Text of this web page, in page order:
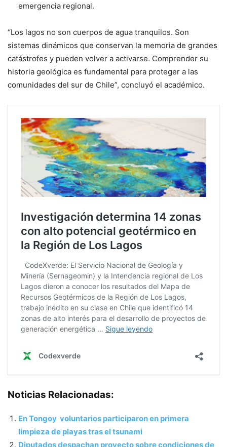
emergencia regional.
“Los lagos no son cuerpos de agua tranquilos. Son
sistemas dinámicos que conservan la memoria de grandes
catástrofes y pueden volver a activarse. Comprender su
historia geológica es fundamental para proteger a las
comunidades del sur de Chile”, concluyó el académico.
Noticias Relacionadas:
En Tongoy voluntarios participaron en primera
limpieza de playas tras el tsunami
Diputados despachan proyecto sobre condiciones de